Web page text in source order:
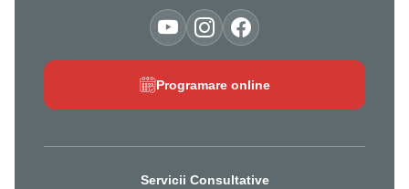
Programare online
Servicii Consultative